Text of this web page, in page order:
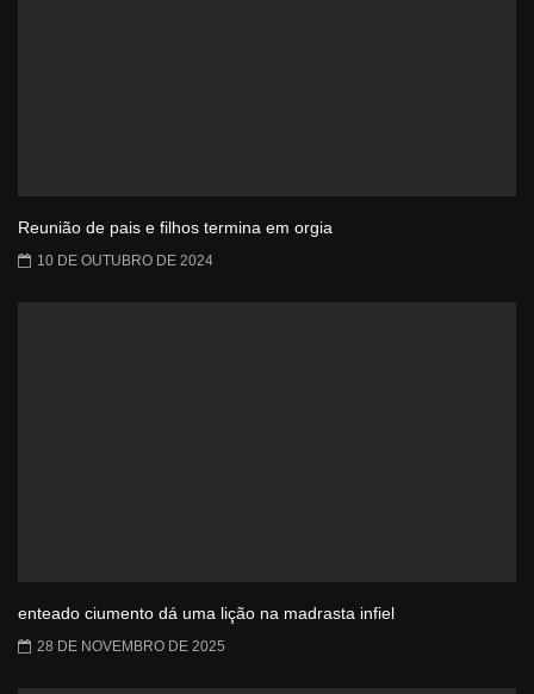
Reunião de pais e filhos termina em orgia
10 DE OUTUBRO DE 2024
enteado ciumento dá uma lição na madrasta infiel
28 DE NOVEMBRO DE 2025